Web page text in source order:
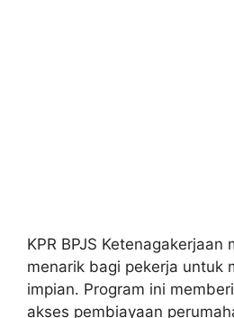
KPR BPJS Ketenagakerjaan
menarik bagi pekerja untuk
impian. Program ini
akses pembiayaan